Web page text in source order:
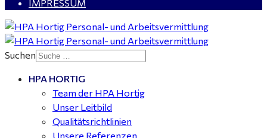
gesucht für Halle (Saale) - ab 4.000 €
Buchhalter (m/w/d) für Halle (Saale) gesucht - TZ 20-
IMPRESSUM
Suchen
HPA HORTIG
Team der HPA Hortig
Unser Leitbild
Qualitätsrichtlinien
Unsere Referenzen